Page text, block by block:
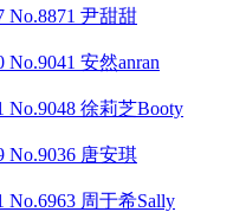
No.8871 尹甜甜
安然anran
No.9048 徐莉芝Booty
No.9036 唐安琪
No.6963 周于希Sally